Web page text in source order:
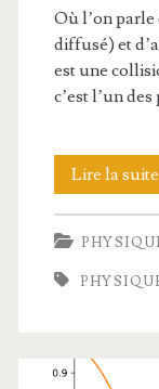
Où l’on parle
diffusé) et
est une
c’est l’un
Lire la suite